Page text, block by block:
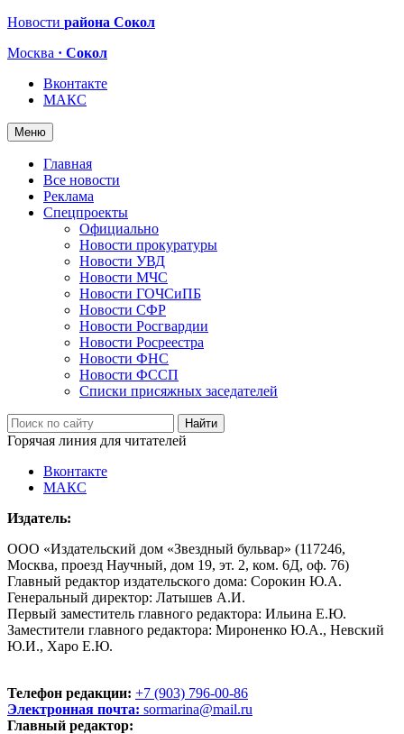
Новости района Сокол
Москва · Сокол
Вконтакте
МАКС
Меню
Главная
Все новости
Реклама
Спецпроекты
Официально
Новости прокуратуры
Новости УВД
Новости МЧС
Новости ГОЧСиПБ
Новости СФР
Новости Росгвардии
Новости Росреестра
Новости ФНС
Новости ФССП
Списки присяжных заседателей
Горячая линия для читателей
Вконтакте
МАКС
Издатель:
ООО «Издательский дом «Звездный бульвар» (117246,
Москва, проезд Научный, дом 19, эт. 2, ком. 6Д, оф. 76)
Главный редактор издательского дома: Сорокин Ю.А.
Генеральный директор: Латышев А.И.
Первый заместитель главного редактора: Ильина Е.Ю.
Заместители главного редактора: Мироненко Ю.А., Невский
Ю.И., Харо Е.Ю.
Телефон редакции: +7 (903) 796-00-86
Электронная почта: sormarina@mail.ru
Главный редактор: